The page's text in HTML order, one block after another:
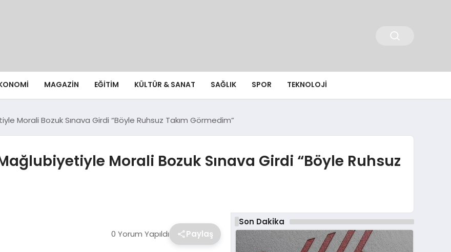
MAGAZIN EĞITIM KÜLTÜR & SANAT SAĞLIK SPOR TEKNOLOJI
Morali Bozuk Sınava Girdi “Böyle Ruhsuz Takım Görmedim”
Morali Bozuk Sınava Girdi “Böyle Ruhsuz
0 Yorum Yapıldı Paylaş
Son Dakika